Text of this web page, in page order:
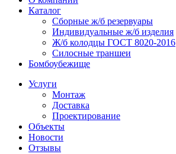
Каталог
Сборные ж/б резервуары
Индивидуальные ж/б изделия
Ж/б колодцы ГОСТ 8020-2016
Силосные траншеи
Бомбоубежище
Услуги
Монтаж
Доставка
Проектирование
Объекты
Новости
Отзывы